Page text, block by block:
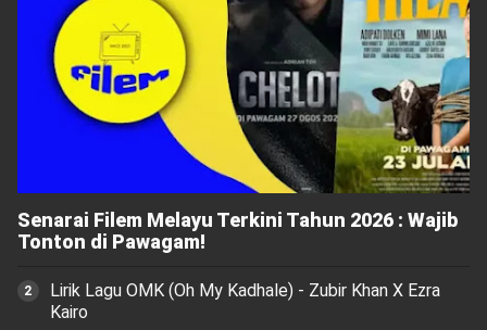
Senarai Filem Melayu Terkini Tahun 2026 : Wajib
Tonton di Pawagam!
Lirik Lagu OMK (Oh My Kadhale) - Zubir Khan X Ezra
Kairo